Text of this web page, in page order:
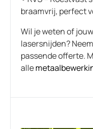
braamvrij, perfect
Wil je weten of
lasersnijden?
passende offerte.
alle